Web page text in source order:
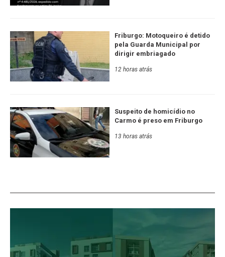
Friburgo: Motoqueiro é detido
pela Guarda Municipal por
dirigir embriagado
12 horas atrás
Suspeito de homicídio no
Carmo é preso em Friburgo
13 horas atrás